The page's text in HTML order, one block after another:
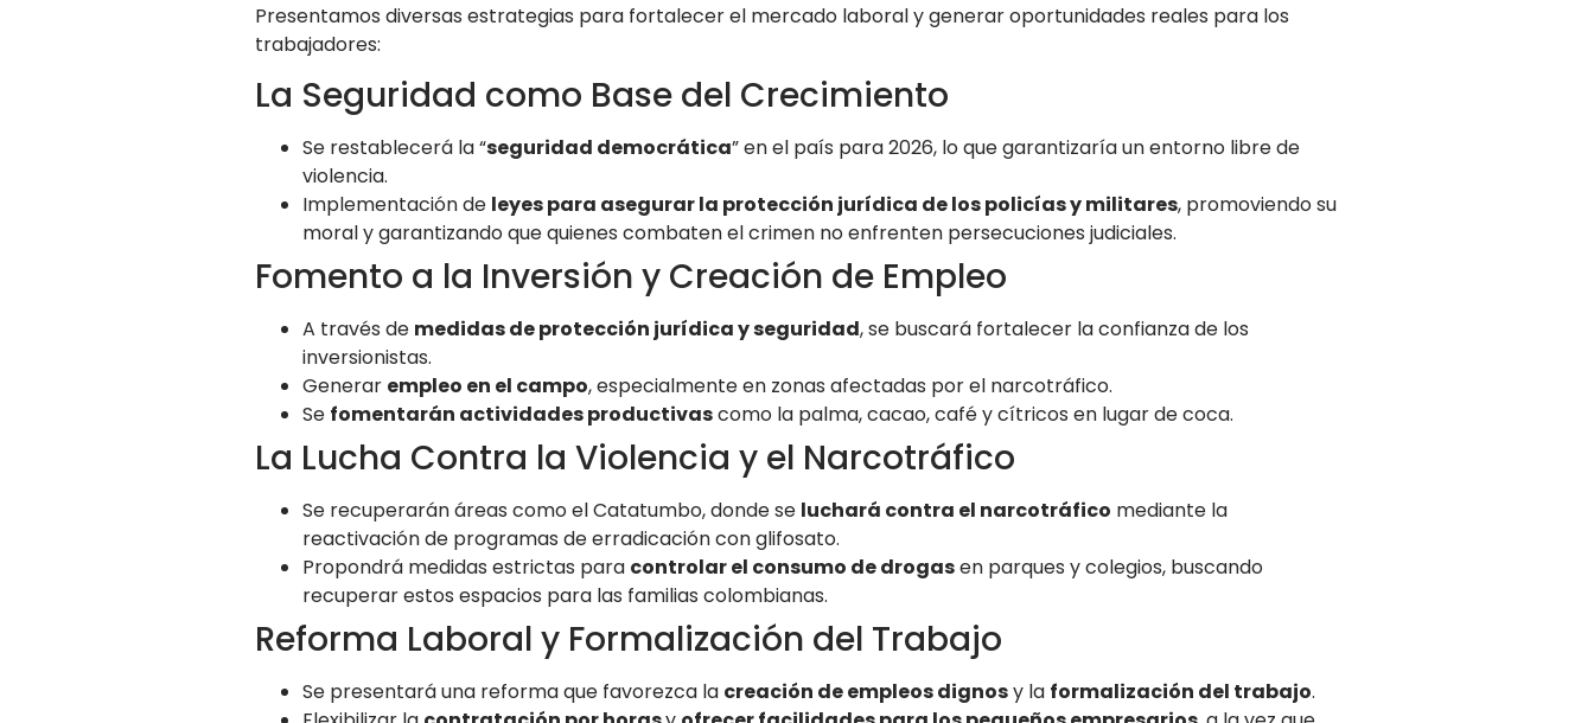
Presentamos diversas estrategias para fortalecer el mercado laboral y generar oportunidades reales para los
trabajadores:
La Seguridad como Base del Crecimiento
Se restablecerá la “seguridad democrática” en el país para 2026, lo que garantizaría un entorno libre de
violencia.
Implementación de leyes para asegurar la protección jurídica de los policías y militares, promoviendo su
moral y garantizando que quienes combaten el crimen no enfrenten persecuciones judiciales.
Fomento a la Inversión y Creación de Empleo
A través de medidas de protección jurídica y seguridad, se buscará fortalecer la confianza de los
inversionistas.
Generar empleo en el campo, especialmente en zonas afectadas por el narcotráfico.
Se fomentarán actividades productivascomo la palma, cacao, café y cítricos en lugar de coca.
La Lucha Contra la Violencia y el Narcotráfico
Se recuperarán áreas como el Catatumbo, donde se luchará contra el narcotráfico mediante la
reactivación de programas de erradicación con glifosato.
Propondrá medidas estrictas para controlar el consumo de drogasen parques y colegios, buscando
recuperar estos espacios para las familias colombianas.
Reforma Laboral y Formalización del Trabajo
Se presentará una reforma que favorezca la creación de empleos dignosy la formalización del trabajo.